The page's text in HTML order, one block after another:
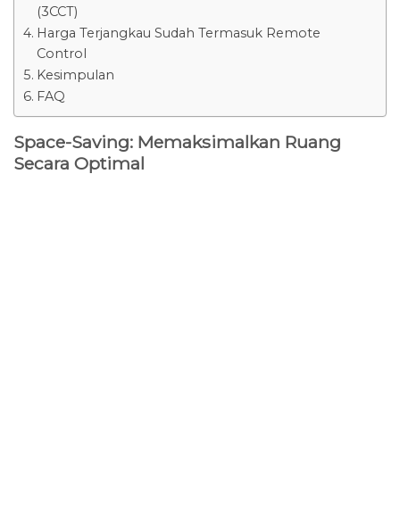
(3CCT)
Harga Terjangkau Sudah Termasuk Remote
Control
Kesimpulan
FAQ
Space-Saving: Memaksimalkan Ruang
Secara Optimal